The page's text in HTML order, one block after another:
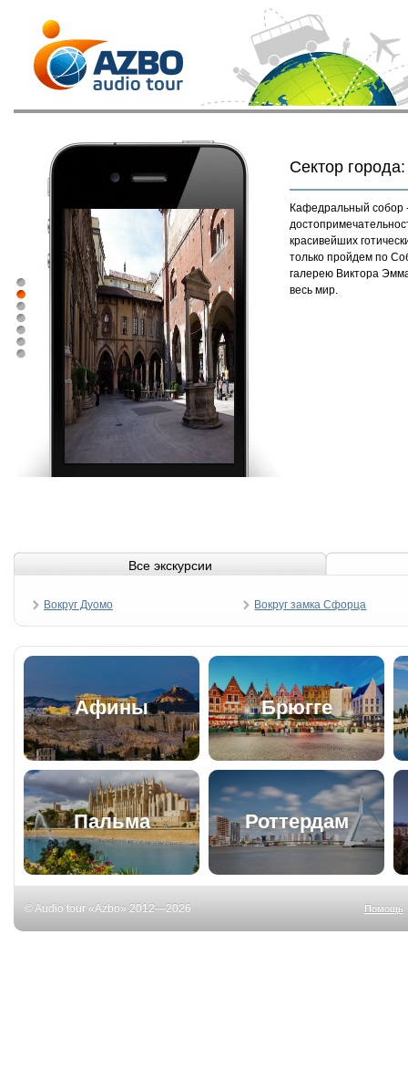
Сектор
Кафедральный собор
красивейших
только пройдем по
галерею Виктора
весь мир.
Все экскурсии
Вокруг Дуомо Вокруг замка Сфорца
Афины Брюгге
Пальма Роттердам
Помощь
© Audio tour «Azbo» 2012—2026